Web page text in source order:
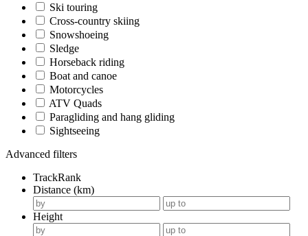
Ski touring
Cross-country skiing
Snowshoeing
Sledge
Horseback riding
Boat and canoe
Motorcycles
ATV Quads
Paragliding and hang gliding
Sightseeing
Advanced filters
TrackRank
Distance (km)
Height